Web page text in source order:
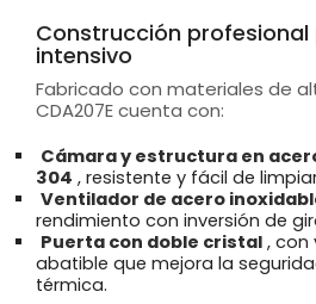
Construcción profesional
intensivo
Fabricado con materiales de
CDA207E cuenta con:
Cámara y estructura en
304 , resistente y fácil de
Ventilador de acero
rendimiento con inversión de
Puerta con doble cristal , con
abatible que mejora la
térmica.